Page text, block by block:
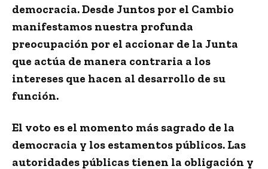
democracia. Desde Juntos por el Cambio
manifestamos nuestra profunda
preocupación por el accionar de la Junta
que actúa de manera contraria a los
intereses que hacen al desarrollo de su
función.
El voto es el momento más sagrado de la
democracia y los estamentos públicos. Las
autoridades públicas tienen la obligación y